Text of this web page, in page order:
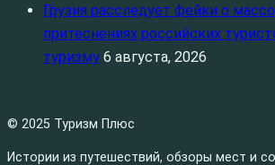
Грузия расследует фейки о
притеснениях российских
туризму 6 августа, 2026
© 2025 Туризм Плюс
Истории из путешествий, обзоры мест и